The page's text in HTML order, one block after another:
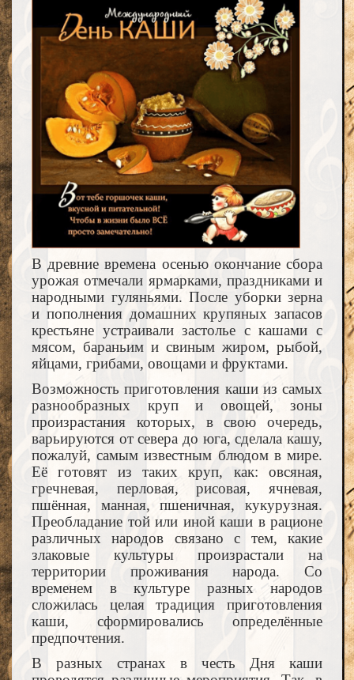
В древние времена осенью окончание сбора
урожая отмечали ярмарками, праздниками и
народными гуляньями. После уборки зерна
и пополнения домашних крупяных запасов
крестьяне устраивали застолье с кашами с
мясом, бараньим и свиным жиром, рыбой,
яйцами, грибами, овощами и фруктами.
Возможность приготовления каши из самых
разнообразных круп и овощей, зоны
произрастания которых, в свою очередь,
варьируются от севера до юга, сделала кашу,
пожалуй, самым известным блюдом в мире.
Её готовят из таких круп, как: овсяная,
гречневая, перловая, рисовая, ячневая,
пшённая, манная, пшеничная, кукурузная.
Преобладание той или иной каши в рационе
различных народов связано с тем, какие
злаковые культуры произрастали на
территории проживания народа. Со
временем в культуре разных народов
сложилась целая традиция приготовления
каши, сформировались определённые
предпочтения.
В разных странах в честь Дня каши